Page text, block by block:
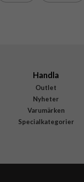
Handla
Outlet
Nyheter
Varumärken
Specialkategorier